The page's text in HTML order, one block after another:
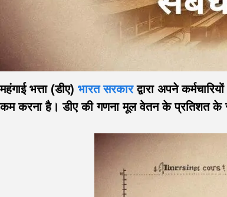
महंगाई भत्ता (डीए) भारत सरकारद्वारा अपने
कम करना है। डीए की गणना मूल वेतन के प्रतिशत के